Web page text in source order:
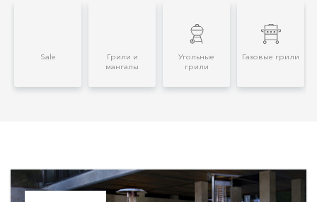
Sale
Грили и
мангалы
Угольные
грили
Газовые грили